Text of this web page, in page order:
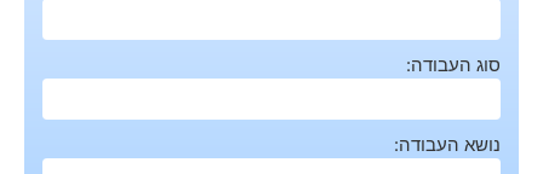
סוג העבודה:
נושא העבודה: